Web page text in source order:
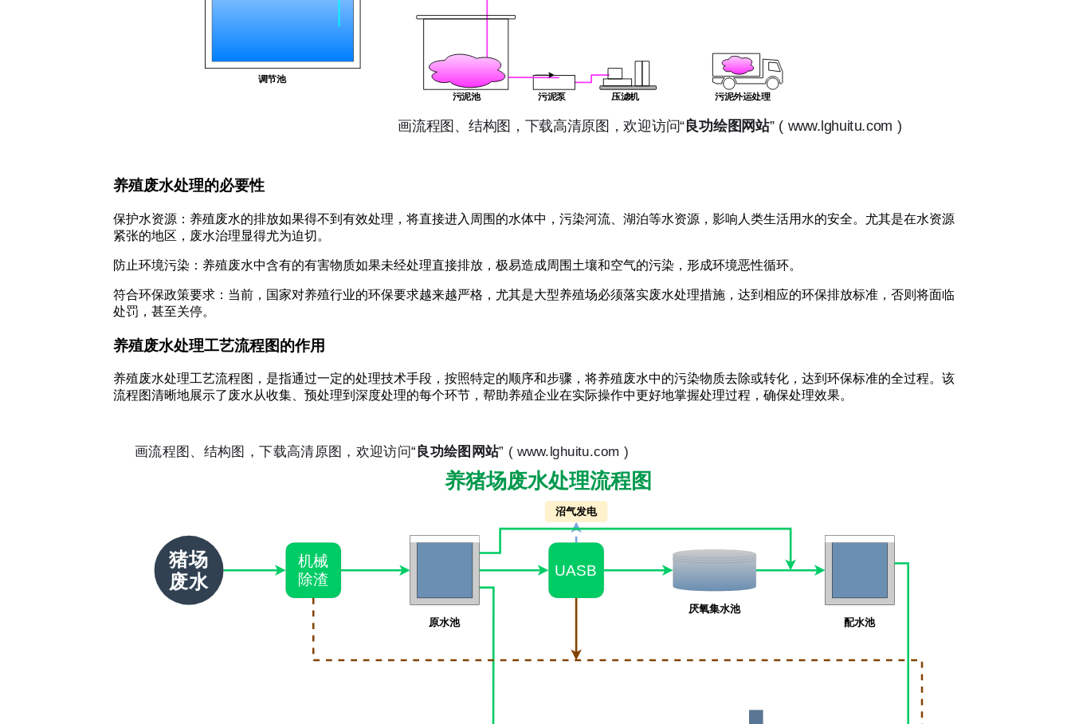
养殖废水处理的必要性
保护水资源：养殖废水的排放如果得不到有效处理，将直接进入周围的水体中，污染河流、湖泊等水资源，影响人类生活用水的安全。尤其是在水资源
紧张的地区，废水治理显得尤为迫切。
防止环境污染：养殖废水中含有的有害物质如果未经处理直接排放，极易造成周围土壤和空气的污染，形成环境恶性循环。
符合环保政策要求：当前，国家对养殖行业的环保要求越来越严格，尤其是大型养殖场必须落实废水处理措施，达到相应的环保排放标准，否则将面临
处罚，甚至关停。
养殖废水处理工艺流程图的作用
养殖废水处理工艺流程图，是指通过一定的处理技术手段，按照特定的顺序和步骤，将养殖废水中的污染物质去除或转化，达到环保标准的全过程。该
流程图清晰地展示了废水从收集、预处理到深度处理的每个环节，帮助养殖企业在实际操作中更好地掌握处理过程，确保处理效果。